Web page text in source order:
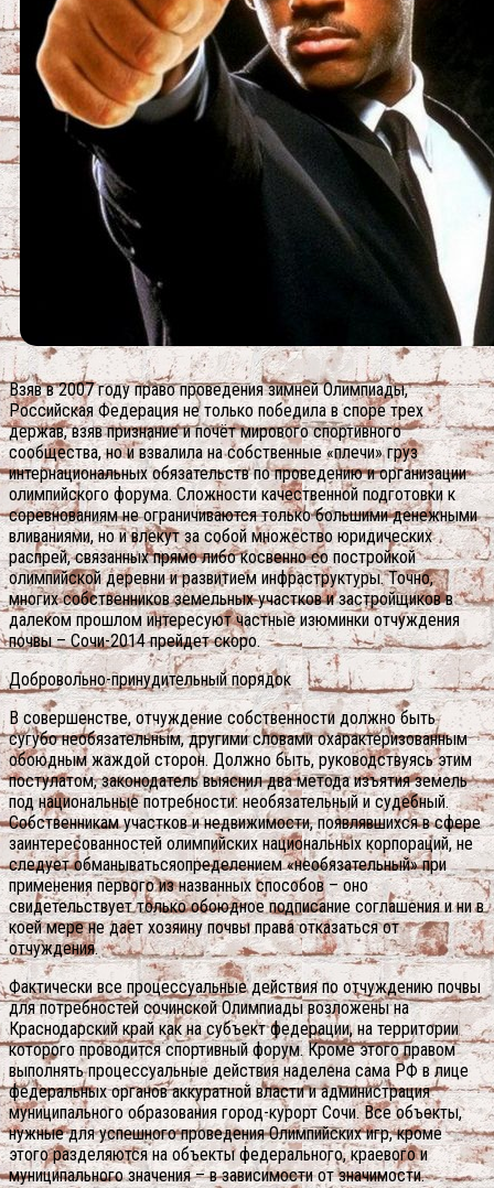
Взяв в 2007 году право проведения зимней Олимпиады,
Российская Федерация не только победила в споре трех
держав, взяв признание и почёт мирового спортивного
сообщества, но и взвалила на собственные «плечи» груз
интернациональных обязательств по проведению и организации
олимпийского форума. Сложности качественной подготовки к
соревнованиям не ограничиваются только большими денежными
вливаниями, но и влекут за собой множество юридических
распрей, связанных прямо либо косвенно со постройкой
олимпийской деревни и развитием инфраструктуры. Точно,
многих собственников земельных участков и застройщиков в
далеком прошлом интересуют частные изюминки отчуждения
почвы – Сочи-2014 прейдет скоро.
Добровольно-принудительный порядок
В совершенстве, отчуждение собственности должно быть
сугубо необязательным, другими словами охарактеризованным
обоюдным жаждой сторон. Должно быть, руководствуясь этим
постулатом, законодатель выяснил два метода изъятия земель
под национальные потребности: необязательный и судебный.
Собственникам участков и недвижимости, появлявшихся в сфере
заинтересованностей олимпийских национальных корпораций, не
следует обманыватьсяопределением «необязательный» при
применения первого из названных способов – оно
свидетельствует только обоюдное подписание соглашения и ни в
коей мере не дает хозяину почвы права отказаться от
отчуждения.
Фактически все процессуальные действия по отчуждению почвы
для потребностей сочинской Олимпиады возложены на
Краснодарский край как на субъект федерации, на территории
которого проводится спортивный форум. Кроме этого правом
выполнять процессуальные действия наделена сама РФ в лице
федеральных органов аккуратной власти и администрация
муниципального образования город-курорт Сочи. Все объекты,
нужные для успешного проведения Олимпийских игр, кроме
этого разделяются на объекты федерального, краевого и
муниципального значения – в зависимости от значимости.